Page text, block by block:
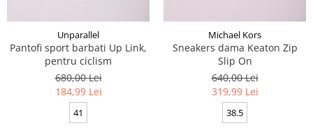
Unparallel
Pantofi sport barbati Up Link,
pentru ciclism
680,00 Lei
184,99 Lei
41
Michael Kors
Sneakers dama Keaton Zip
Slip On
640,00 Lei
319,99 Lei
38.5